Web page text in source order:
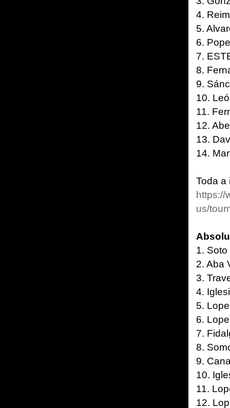
4.
5.
6.
7.
8.
9.
10.
11.
12.
13.
14.
Toda a
https://
us/
1.
2. Aba
3.
4.
5.
6.
7.
8.
9.
10.
11.
12.